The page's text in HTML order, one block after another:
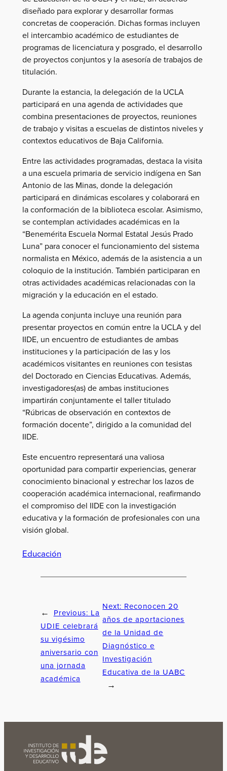
diseñado para explorar y desarrollar formas
concretas de cooperación. Dichas formas incluyen
el intercambio académico de estudiantes de
programas de licenciatura y posgrado, el desarrollo
de proyectos conjuntos y la asesoría de trabajos de
titulación.
Durante la estancia, la delegación de la UCLA
participará en una agenda de actividades que
combina presentaciones de proyectos, reuniones
de trabajo y visitas a escuelas de distintos niveles y
contextos educativos de Baja California.
Entre las actividades programadas, destaca la visita
a una escuela primaria de servicio indígena en San
Antonio de las Minas, donde la delegación
participará en dinámicas escolares y colaborará en
la conformación de la biblioteca escolar. Asimismo,
se contemplan actividades académicas en la
“Benemérita Escuela Normal Estatal Jesús Prado
Luna” para conocer el funcionamiento del sistema
normalista en México, además de la asistencia a un
coloquio de la institución. También participaran en
otras actividades académicas relacionadas con la
migración y la educación en el estado.
La agenda conjunta incluye una reunión para
presentar proyectos en común entre la UCLA y del
IIDE, un encuentro de estudiantes de ambas
instituciones y la participación de las y los
académicos visitantes en reuniones con tesistas
del Doctorado en Ciencias Educativas. Además,
investigadores(as) de ambas instituciones
impartirán conjuntamente el taller titulado
“Rúbricas de observación en contextos de
formación docente”, dirigido a la comunidad del
IIDE.
Este encuentro representará una valiosa
oportunidad para compartir experiencias, generar
conocimiento binacional y estrechar los lazos de
cooperación académica internacional, reafirmando
el compromiso del IIDE con la investigación
educativa y la formación de profesionales con una
visión global.
Educación
← Previous: La
UDIE celebrará
su vigésimo
aniversario con
una jornada
académica
Next: Reconocen 20
años de aportaciones
de la Unidad de
Diagnóstico e
Investigación
Educativa de la UABC
→